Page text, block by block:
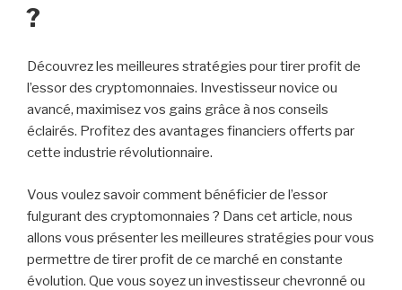
?
Découvrez les meilleures stratégies pour tirer profit de
l’essor des cryptomonnaies. Investisseur novice ou
avancé, maximisez vos gains grâce à nos conseils
éclairés. Profitez des avantages financiers offerts par
cette industrie révolutionnaire.
Vous voulez savoir comment bénéficier de l’essor
fulgurant des cryptomonnaies ? Dans cet article, nous
allons vous présenter les meilleures stratégies pour vous
permettre de tirer profit de ce marché en constante
évolution. Que vous soyez un investisseur chevronné ou